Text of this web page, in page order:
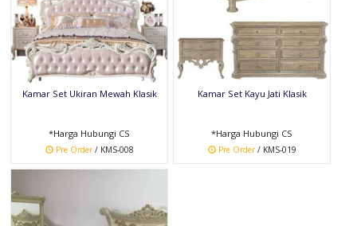
Kamar Set Ukiran Mewah Klasik
*Harga Hubungi CS
Pre Order/ KMS-008
Kamar Set Kayu Jati Klasik
*Harga Hubungi CS
Pre Order/ KMS-019